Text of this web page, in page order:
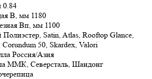
0.84
В, мм 1180
Bп, мм 1100
Полиэстер, Satin, Atlas, Rooftop Glance,
50, Skardex, Valori
Россия/Азия
ММК, Северсталь, Шандонг